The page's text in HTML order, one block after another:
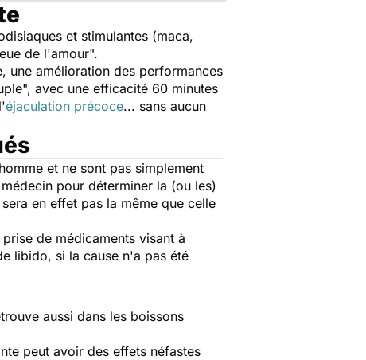
et stimulantes (maca,
de l'amour".
une amélioration des performances
avec une efficacité 60 minutes
éjaculation précoce... sans aucun
et ne sont pas simplement
pour déterminer la (ou les)
en effet pas la même que celle
de médicaments visant à
libido, si la cause n'a pas été
aussi dans les boissons
peut avoir des effets néfastes